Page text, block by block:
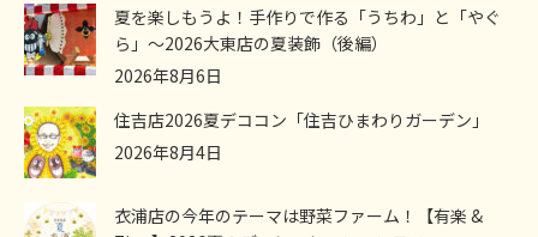
夏を楽しもうよ！手作りで作る「うちわ」と「やぐ
ら」～2026大東店の夏装飾（後編）
2026年8月6日
住吉店2026夏デココン「住吉ひまわりガーデン」
2026年8月4日
衣浦店の今年のテーマは野菜ファーム！【有楽 &